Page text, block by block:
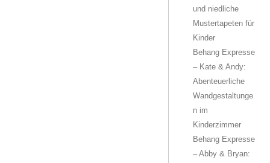
und niedliche
Mustertapeten für
Kinder
Behang Expresse
– Kate & Andy:
Abenteuerliche
Wandgestaltunge
n im
Kinderzimmer
Behang Expresse
– Abby & Bryan: